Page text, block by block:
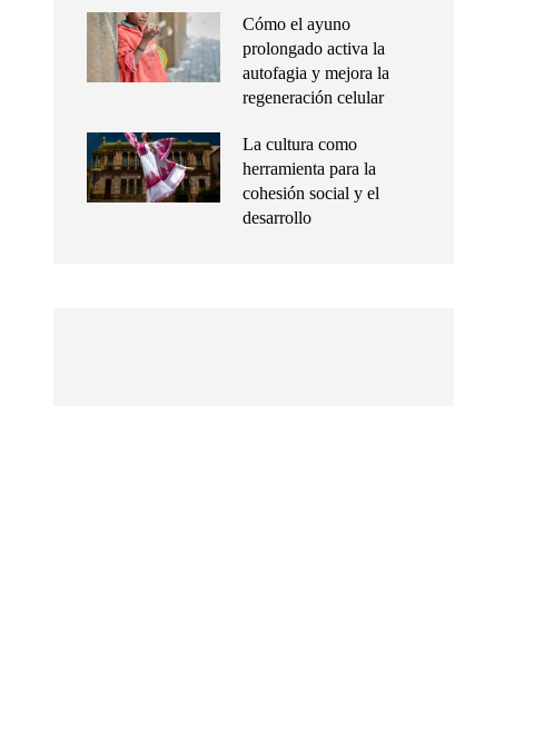
Cómo el ayuno
prolongado activa la
autofagia y mejora la
regeneración celular
La cultura como
herramienta para la
cohesión social y el
desarrollo